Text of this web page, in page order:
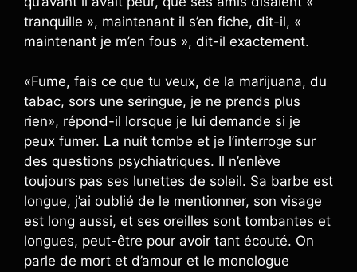
tranquille », maintenant il s’en fiche, dit-il, «
maintenant je m’en fous », dit-il exactement.
«Fume, fais ce que tu veux, de la marijuana, du
tabac, sors une seringue, je ne prends plus
rien», répond-il lorsque je lui demande si je
peux fumer. La nuit tombe et je l’interroge sur
des questions psychiatriques. Il n’enlève
toujours pas ses lunettes de soleil. Sa barbe est
longue, j’ai oublié de le mentionner, son visage
est long aussi, et ses oreilles sont tombantes et
longues, peut-être pour avoir tant écouté. On
parle de mort et d’amour et le monologue